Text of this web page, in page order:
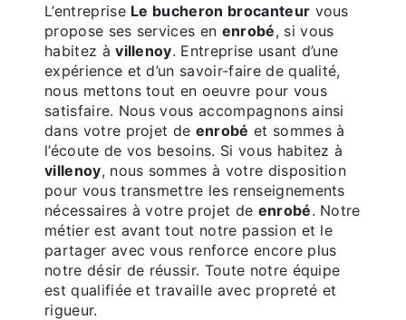
L’entreprise Le bucheron brocanteur vous
propose ses services en enrobé, si vous
habitez àvillenoy. Entreprise usant d’une
expérience et d’un savoir-faire de qualité,
nous mettons tout en oeuvre pour vous
satisfaire. Nous vous accompagnons ainsi
dans votre projet de enrobé et sommes à
l’écoute de vos besoins. Si vous habitez à
villenoy, nous sommes à votre disposition
pour vous transmettre les renseignements
nécessaires à votre projet de enrobé. Notre
métier est avant tout notre passion et le
partager avec vous renforce encore plus
notre désir de réussir. Toute notre équipe
est qualifiée et travaille avec propreté et
rigueur.